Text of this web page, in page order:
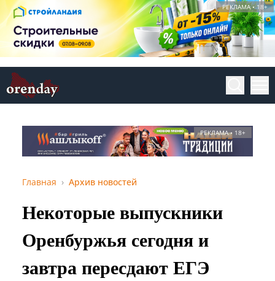
РЕКЛАМА • 18+
РЕКЛАМА • 18+
Главная Архив новостей
Некоторые выпускники
Оренбуржья сегодня и
завтра пересдают ЕГЭ